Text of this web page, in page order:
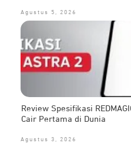
Agustus 5, 2026
Review Spesifikasi
Cair Pertama di Dunia
Agustus 3, 2026